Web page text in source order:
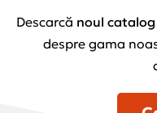
Descarcă noul
despre gama